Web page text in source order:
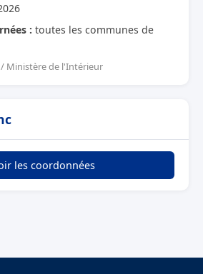
: toutes les communes de
Ministère de l'Intérieur
les coordonnées